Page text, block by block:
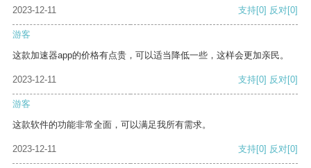
2023-12-11 支持[0] 反对[0]
游客
这款加速器app的价格有点贵，可以适当降低一些，这样会更加亲民。
2023-12-11 支持[0] 反对[0]
游客
这款软件的功能非常全面，可以满足我所有需求。
2023-12-11 支持[0] 反对[0]